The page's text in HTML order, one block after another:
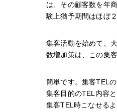
は、その顧客数を年
験上猶予期間はほぼ
集客活動を始めて、
数増加策は、この集
簡単です。集客TEL
集客目的のTEL内容
集客TEL時こなせる